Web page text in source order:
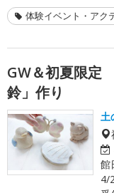
体験イベント・アク
GW＆初夏限定
鈴」作り
土
館
4/